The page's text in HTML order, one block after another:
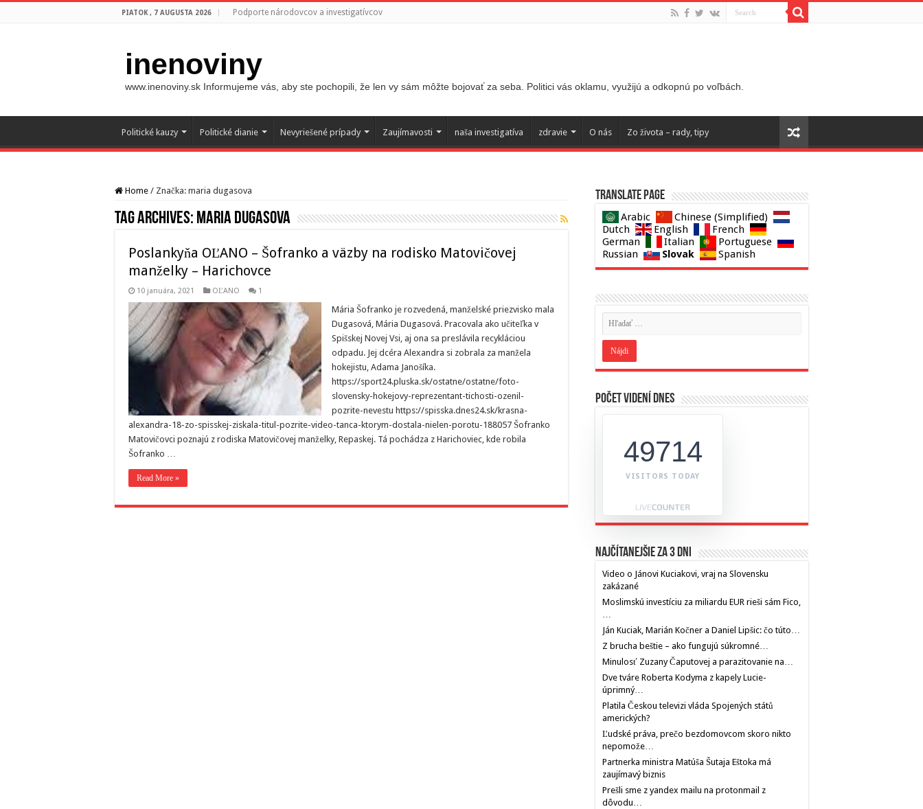
PIATOK , 7 AUGUSTA 2026 Podporte národovcov a investigatívcov
inenoviny
www.inenoviny.sk Informujeme vás, aby ste pochopili, že len vy sám môžte bojovať za seba. Politici vás oklamu, využijú a odkopnú po voľbách.
Politické kauzy Politické dianie Nevyriešené prípady Zaujímavosti naša investigatíva zdravie O nás Zo života – rady, tipy
Home / Značka: maria dugasova
Tag Archives: maria dugasova
Poslankyňa OĽANO – Šofranko a väzby na rodisko Matovičovej
manželky – Harichovce
10 januára, 2021 OĽANO 1
Mária Šofranko je rozvedená, manželské priezvisko mala
Dugasová, Mária Dugasová. Pracovala ako učiteľka v
Spišskej Novej Vsi, aj ona sa preslávila recykláciou
odpadu. Jej dcéra Alexandra si zobrala za manžela
hokejistu, Adama Janošíka.
https://sport24.pluska.sk/ostatne/ostatne/foto-
slovensky-hokejovy-reprezentant-tichosti-ozenil-
pozrite-nevestu https://spisska.dnes24.sk/krasna-
alexandra-18-zo-spisskej-ziskala-titul-pozrite-video-tanca-ktorym-dostala-nielen-porotu-188057 Šofranko
Matovičovci poznajú z rodiska Matovičovej manželky, Repaskej. Tá pochádza z Harichoviec, kde robila
Šofranko …
Read More »
Translate page
Arabic
Chinese (Simplified)
Dutch
English
French
German
Italian
Portuguese
Russian
Slovak Spanish
Počet videní dnes
49714
VISITORS TODAY
Najčítanejšie za 3 dni
Video o Jánovi Kuciakovi, vraj na Slovensku
zakázané
Moslimskú investíciu za miliardu EUR rieši sám Fico,
…
Ján Kuciak, Marián Kočner a Daniel Lipšic: čo túto…
Z brucha beštie – ako fungujú súkromné…
Minulosť Zuzany Čaputovej a parazitovanie na…
Dve tváre Roberta Kodyma z kapely Lucie-
úprimný…
Platila Českou televizi vláda Spojených států
amerických?
Ľudské práva, prečo bezdomovcom skoro nikto
nepomože…
Partnerka ministra Matúša Šutaja Eštoka má
zaujímavý biznis
Prešli sme z yandex mailu na protonmail z
dôvodu…